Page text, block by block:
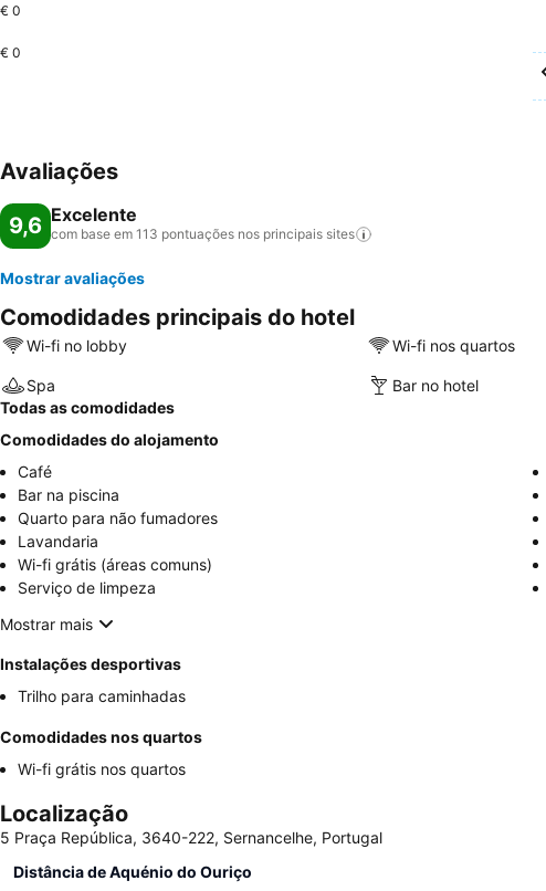
€ 0
€ 0
Avaliações
9,6 Excelente
com base em 113 pontuações nos principais sites
Mostrar avaliações
Comodidades principais do hotel
Wi-fi no lobby Wi-fi nos quartos
Spa
Bar no hotel
Todas as comodidades
Comodidades do alojamento
Café
Bar na piscina
Quarto para não fumadores
Lavandaria
Wi-fi grátis (áreas comuns)
Serviço de limpeza
Mostrar mais
Instalações desportivas
Trilho para caminhadas
Comodidades nos quartos
Wi-fi grátis nos quartos
Localização
5 Praça República, 3640-222, Sernancelhe, Portugal
Distância de Aquénio do Ouriço